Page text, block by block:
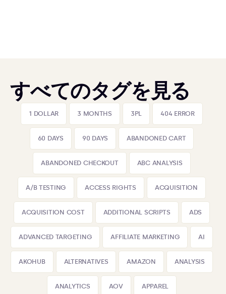
すべてのタグを見る
1 DOLLAR 3 MONTHS 3PL 404 ERROR
60 DAYS 90 DAYS ABANDONED CART
ABANDONED CHECKOUT ABC ANALYSIS
A/B TESTING ACCESS RIGHTS ACQUISITION
ACQUISITION COST ADDITIONAL SCRIPTS ADS
ADVANCED TARGETING AFFILIATE MARKETING AI
AKOHUB ALTERNATIVES AMAZON ANALYSIS
ANALYTICS AOV APPAREL